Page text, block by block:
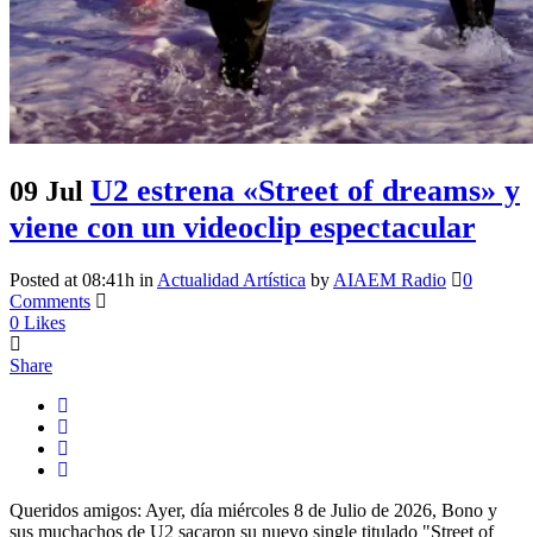
09 Jul U2 estrena «Street of dreams» y
viene con un videoclip espectacular
Posted at 08:41h in Actualidad Artística by AIAEM Radio
0
Comments
0 Likes
Share
Queridos amigos: Ayer, día miércoles 8 de Julio de 2026, Bono y
sus muchachos de U2 sacaron su nuevo single titulado "Street of